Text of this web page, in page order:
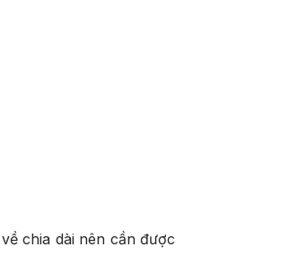
chia dài nên cần được